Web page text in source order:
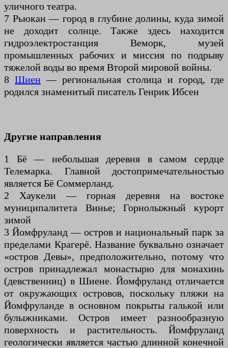
уличного театра.
7 Рьюкан — город в глубине долины, куда зимой
не доходит солнце. Также здесь находится
гидроэлектростанция Веморк, музей
промышленных рабочих и миссия по подрыву
тяжелой воды во время Второй мировой войны.
8 Шиен — региональная столица и город, где
родился знаменитый писатель Генрик Ибсен
Другие направления
1 Бё — небольшая деревня в самом сердце
Телемарка. Главной достопримечательностью
является Бё Соммерланд.
2 Хаукели — горная деревня на востоке
муниципалитета Винье; Горнолыжный курорт
зимой
3 Йомфруланд — остров и национальный парк за
пределами Крагерё. Название буквально означает
«остров Девы», предположительно, потому что
остров принадлежал монастырю для монахинь
(девственниц) в Шиене. Йомфруланд отличается
от окружающих островов, поскольку пляжи на
Йомфруланде в основном покрыты галькой или
булыжниками. Остров имеет разнообразную
поверхность и растительность. Йомфруланд
геологически является частью длинной конечной